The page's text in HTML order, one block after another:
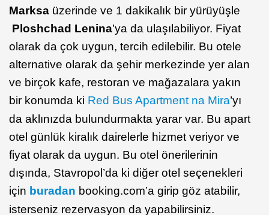
Marksa üzerinde ve 1 dakikalık bir yürüyüşle
Ploshchad Lenina’ya da ulaşılabiliyor. Fiyat
olarak da çok uygun, tercih edilebilir. Bu otele
alternative olarak da şehir merkezinde yer alan
ve birçok kafe, restoran ve mağazalara yakın
bir konumda ki Red Bus Apartment na Mira’yı
da aklınızda bulundurmakta yarar var. Bu apart
otel günlük kiralık dairelerle hizmet veriyor ve
fiyat olarak da uygun. Bu otel önerilerinin
dışında, Stavropol’da ki diğer otel seçenekleri
için buradan booking.com’a girip göz atabilir,
isterseniz rezervasyon da yapabilirsiniz.